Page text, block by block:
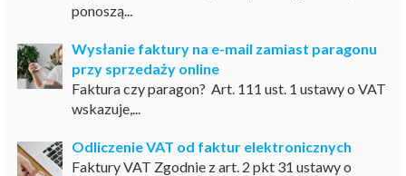
ponoszą...
Wysłanie faktury na e-mail zamiast paragonu
przy sprzedaży online
Faktura czy paragon? Art. 111 ust. 1 ustawy o VAT
wskazuje,...
Odliczenie VAT od faktur elektronicznych
Faktury VAT Zgodnie z art. 2 pkt 31 ustawy o